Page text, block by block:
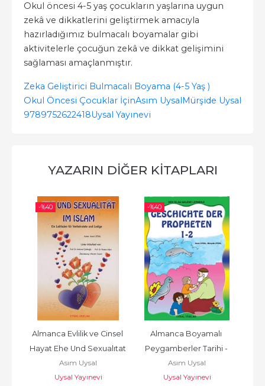
Okul öncesi 4-5 yaş çocukların yaşlarına uygun
zekâ ve dikkatlerini geliştirmek amacıyla
hazırladığımız bulmacalı boyamalar gibi
aktivitelerle çocuğun zekâ ve dikkat gelişimini
sağlaması amaçlanmıştır.
Zeka Geliştirici Bulmacalı Boyama (4-5 Yaş )
Okul Öncesi Çocuklar İçinAsım UysalMürşide Uysal
9789752622418Uysal Yayınevi
YAZARIN DIĞER KITAPLARI
-%40
Almanca Evlilik ve Cinsel
Hayat Ehe Und Sexualıtat
Im Islam
Asım Uysal
Uysal Yayınevi
-%40
Almanca Boyamalı
Peygamberler Tarihi -
Die Geschichte Der
Propheten
Asım Uysal
Uysal Yayınevi